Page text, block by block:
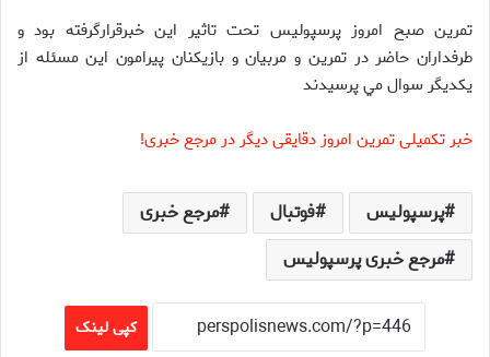
تمرين صبح امروز پرسپوليس تحت تاثير اين خبرقرارگرفته بود و
طرفداران حاضر در تمرين و مربيان و بازيکنان پيرامون اين مسئله از
يکديگر سوال مي پرسيدند
خبر تکمیلی تمرین امروز دقایقی دیگر در مرجع خبری!
پرسپولیس فوتبال
مرجع خبری
مرجع خبری پرسپولیس
کپی لینک